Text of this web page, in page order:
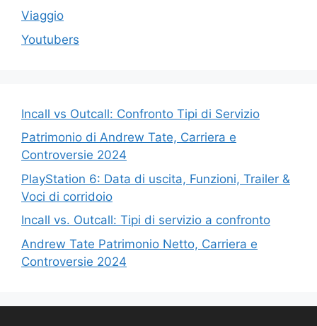
Viaggio
Youtubers
Incall vs Outcall: Confronto Tipi di Servizio
Patrimonio di Andrew Tate, Carriera e
Controversie 2024
PlayStation 6: Data di uscita, Funzioni, Trailer &
Voci di corridoio
Incall vs. Outcall: Tipi di servizio a confronto
Andrew Tate Patrimonio Netto, Carriera e
Controversie 2024